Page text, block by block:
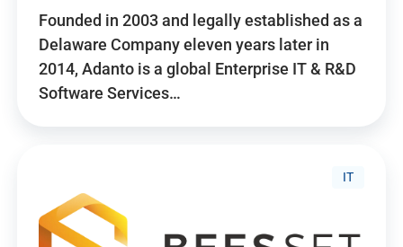
Founded in 2003 and legally established as a
Delaware Company eleven years later in
2014, Adanto is a global Enterprise IT & R&D
Software Services…
IT